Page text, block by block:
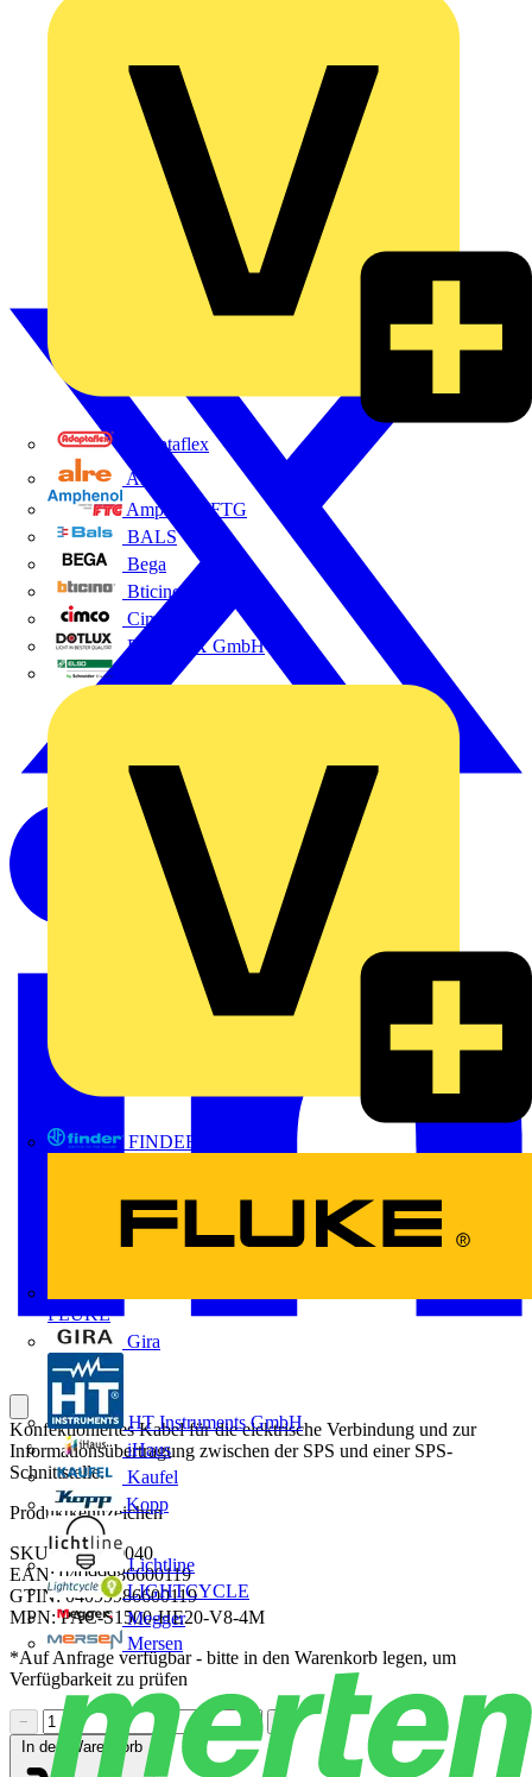
Adaptaflex
Alre
Amphenol FTG
BALS
Bega
Bticino
Cimco
DOTLUX GmbH
FINDER
FLUKE
Gira
HT Instruments GmbH
iHaus
Kaufel
Kopp
Lichtline
LIGHTCYCLE
Megger
Mersen
Konfektioniertes Kabel für die elektrische Verbindung und zur
Informationsübertragung zwischen der SPS und einer SPS-
Schnittstelle.
Produktkennzeichen
SKU: 2605170040
EAN: 04099986600119
GTIN: 04099986600119
MPN: PAC-S1500-HE20-V8-4M
*Auf Anfrage verfügbar - bitte in den Warenkorb legen, um
Verfügbarkeit zu prüfen
−
In den Warenkorb